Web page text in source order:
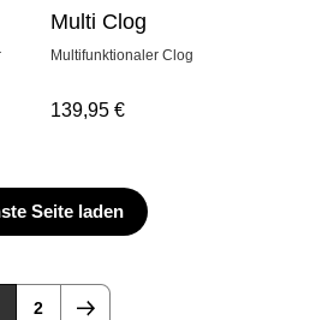
Multi Clog
Multifunktionaler Clog
139,95€
Seite laden
2